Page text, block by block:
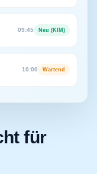
09:45 Neu (KIM)
10:00 Wartend
für